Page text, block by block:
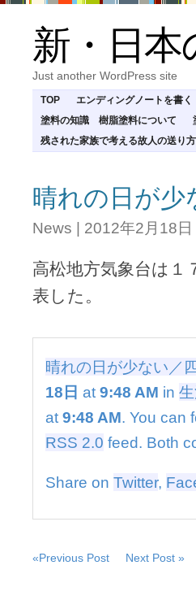
新・日本
Just another WordPress site
TOP エンディングノートを書く
塗料の知識 樹脂塗料について
残された家族で考える故人の送り方
晴れの日が少
News | 2012年2月18日
高松地方気象台は１
表した。
晴れの日が少ない／
18日 at 9:48 AM in
at 9:48 AM. You can
RSS 2.0 feed. Both
Share on Twitter,
«Previous Post Next Post »